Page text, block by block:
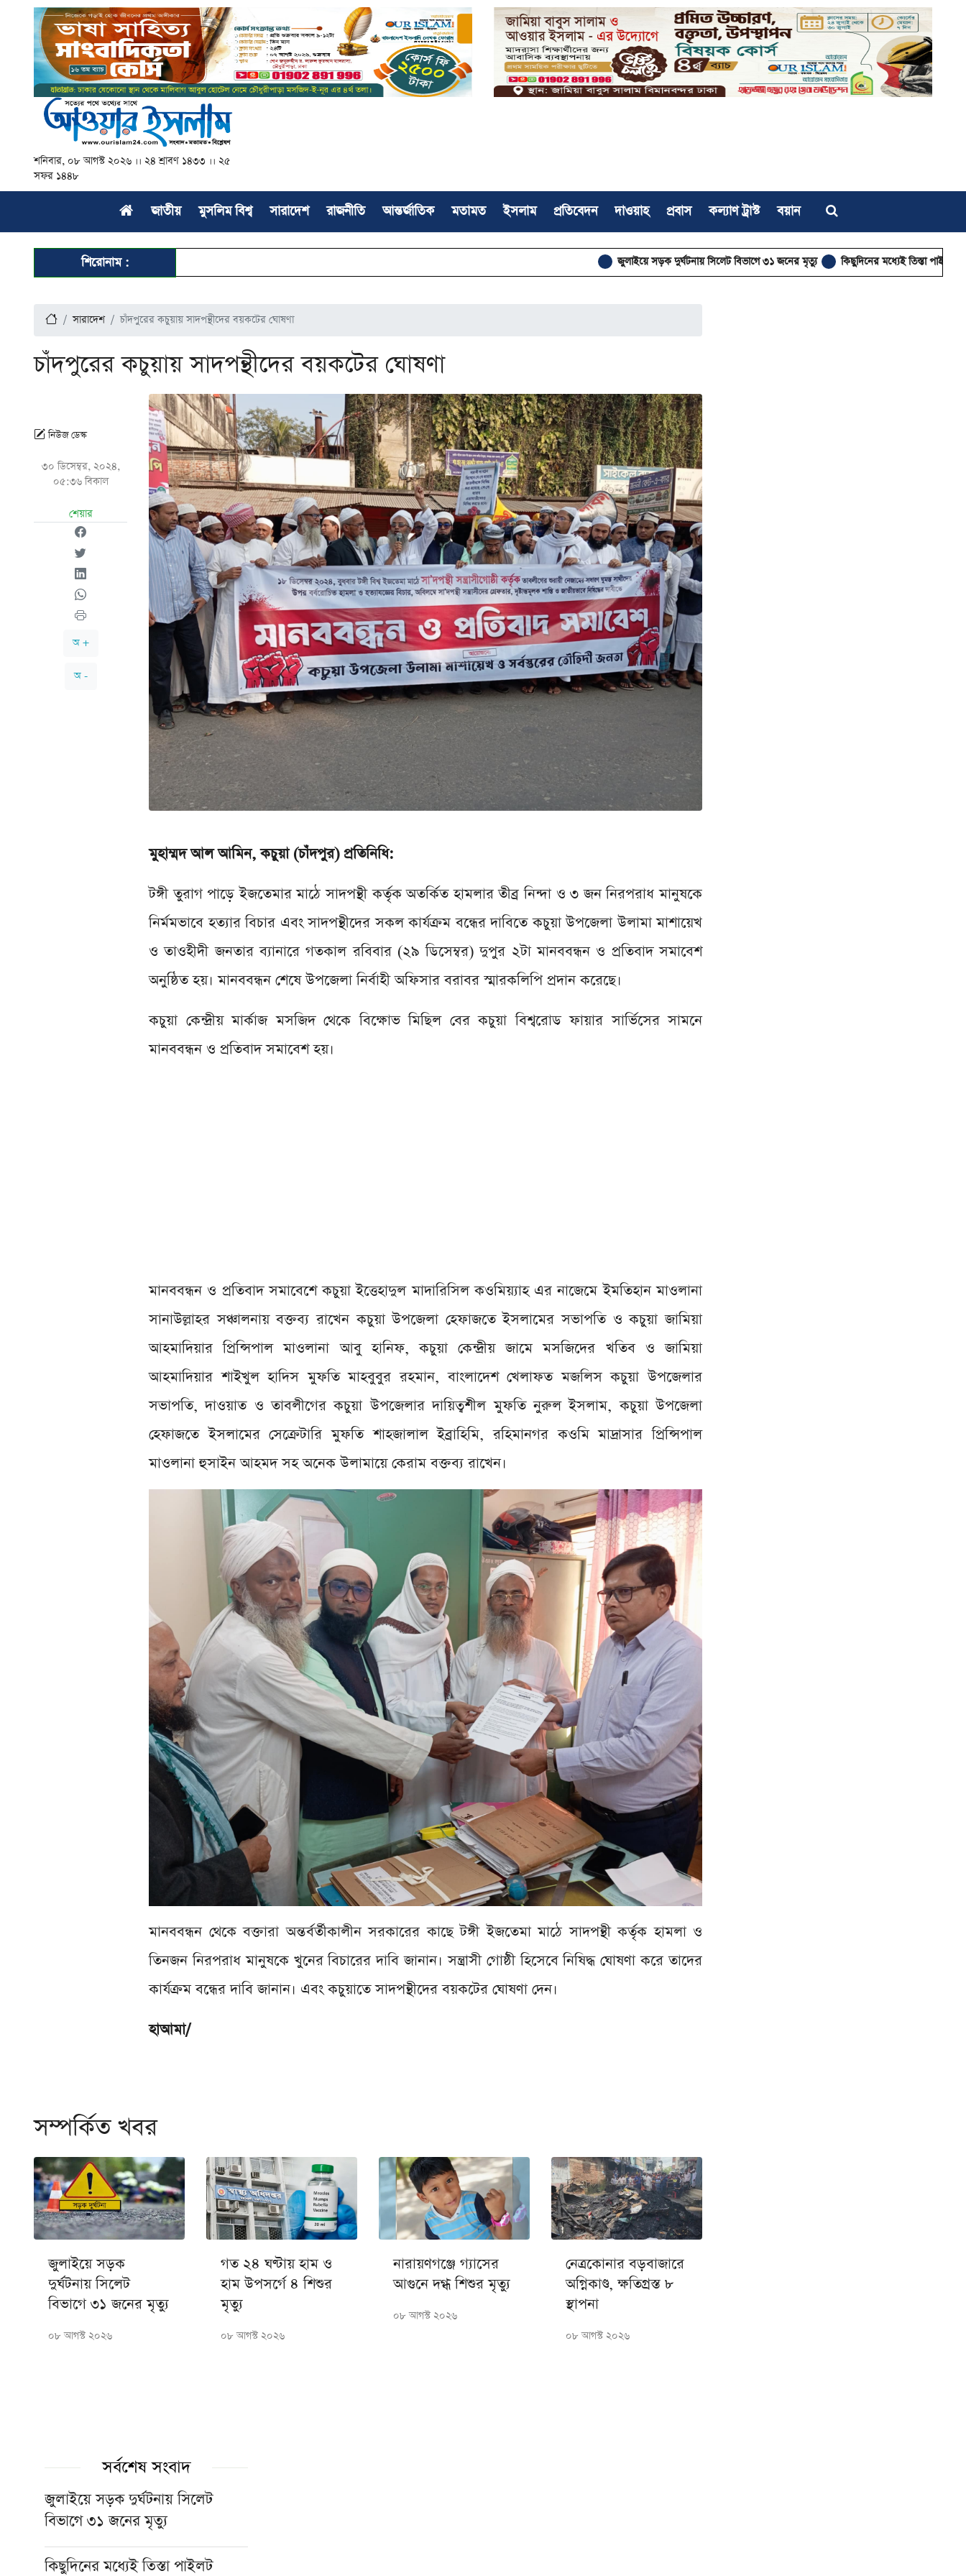
শনিবার, ০৮ আগস্ট ২০২৬ ।। ২৪ শ্রাবণ ১৪৩৩ ।। ২৫
সফর ১৪৪৮
জাতীয় মুসলিম বিশ্ব সারাদেশ রাজনীতি আন্তর্জাতিক মতামত ইসলাম প্রতিবেদন দাওয়াহ প্রবাস কল্যাণ ট্রাস্ট বয়ান
শিরোনাম : জুলাইয়ে সড়ক দুর্ঘটনায় সিলেট বিভাগে ৩১ জনের মৃত্যু কিছুদিনের মধ্যেই তিস্তা পাইলট প্রকল্পের কাজ শুরু
সারাদেশ চাঁদপুরের কচুয়ায় সাদপন্থীদের বয়কটের ঘোষণা
চাঁদপুরের কচুয়ায় সাদপন্থীদের বয়কটের ঘোষণা
নিউজ ডেস্ক
৩০ ডিসেম্বর, ২০২৪,
০৫:৩৬ বিকাল
শেয়ার
অ +
অ -
মুহাম্মদ আল আমিন, কচুয়া (চাঁদপুর) প্রতিনিধি:
টঙ্গী তুরাগ পাড়ে ইজতেমার মাঠে সাদপন্থী কর্তৃক অতর্কিত হামলার তীব্র নিন্দা ও ৩ জন নিরপরাধ মানুষকে
নির্মমভাবে হত্যার বিচার এবং সাদপন্থীদের সকল কার্যক্রম বন্ধের দাবিতে কচুয়া উপজেলা উলামা মাশায়েখ
ও তাওহীদী জনতার ব্যানারে গতকাল রবিবার (২৯ ডিসেম্বর) দুপুর ২টা মানববন্ধন ও প্রতিবাদ সমাবেশ
অনুষ্ঠিত হয়। মানববন্ধন শেষে উপজেলা নির্বাহী অফিসার বরাবর স্মারকলিপি প্রদান করেছে।
কচুয়া কেন্দ্রীয় মার্কাজ মসজিদ থেকে বিক্ষোভ মিছিল বের কচুয়া বিশ্বরোড ফায়ার সার্ভিসের সামনে
মানববন্ধন ও প্রতিবাদ সমাবেশ হয়।
মানববন্ধন ও প্রতিবাদ সমাবেশে কচুয়া ইত্তেহাদুল মাদারিসিল কওমিয়্যাহ এর নাজেমে ইমতিহান মাওলানা
সানাউল্লাহর সঞ্চালনায় বক্তব্য রাখেন কচুয়া উপজেলা হেফাজতে ইসলামের সভাপতি ও কচুয়া জামিয়া
আহমাদিয়ার প্রিন্সিপাল মাওলানা আবু হানিফ, কচুয়া কেন্দ্রীয় জামে মসজিদের খতিব ও জামিয়া
আহমাদিয়ার শাইখুল হাদিস মুফতি মাহবুবুর রহমান, বাংলাদেশ খেলাফত মজলিস কচুয়া উপজেলার
সভাপতি, দাওয়াত ও তাবলীগের কচুয়া উপজেলার দায়িত্বশীল মুফতি নুরুল ইসলাম, কচুয়া উপজেলা
হেফাজতে ইসলামের সেক্রেটারি মুফতি শাহজালাল ইব্রাহিমি, রহিমানগর কওমি মাদ্রাসার প্রিন্সিপাল
মাওলানা হুসাইন আহমদ সহ অনেক উলামায়ে কেরাম বক্তব্য রাখেন।
মানববন্ধন থেকে বক্তারা অন্তর্বর্তীকালীন সরকারের কাছে টঙ্গী ইজতেমা মাঠে সাদপন্থী কর্তৃক হামলা ও
তিনজন নিরপরাধ মানুষকে খুনের বিচারের দাবি জানান। সন্ত্রাসী গোষ্ঠী হিসেবে নিষিদ্ধ ঘোষণা করে তাদের
কার্যক্রম বন্ধের দাবি জানান। এবং কচুয়াতে সাদপন্থীদের বয়কটের ঘোষণা দেন।
হাআমা/
সম্পর্কিত খবর
জুলাইয়ে সড়ক
দুর্ঘটনায় সিলেট
বিভাগে ৩১ জনের মৃত্যু
০৮ আগস্ট ২০২৬
গত ২৪ ঘণ্টায় হাম ও
হাম উপসর্গে ৪ শিশুর
মৃত্যু
০৮ আগস্ট ২০২৬
নারায়ণগঞ্জে গ্যাসের
আগুনে দগ্ধ শিশুর মৃত্যু
০৮ আগস্ট ২০২৬
নেত্রকোনার বড়বাজারে
অগ্নিকাণ্ড, ক্ষতিগ্রস্ত ৮
স্থাপনা
০৮ আগস্ট ২০২৬
সর্বশেষ সংবাদ
জুলাইয়ে সড়ক দুর্ঘটনায় সিলেট
বিভাগে ৩১ জনের মৃত্যু
কিছুদিনের মধ্যেই তিস্তা পাইলট